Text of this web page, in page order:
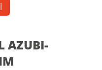
AZUBI-